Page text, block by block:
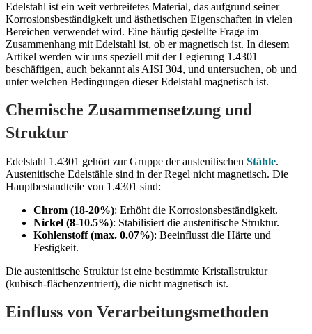
Edelstahl ist ein weit verbreitetes Material, das aufgrund seiner
Korrosionsbeständigkeit und ästhetischen Eigenschaften in vielen
Bereichen verwendet wird. Eine häufig gestellte Frage im
Zusammenhang mit Edelstahl ist, ob er magnetisch ist. In diesem
Artikel werden wir uns speziell mit der Legierung 1.4301
beschäftigen, auch bekannt als AISI 304, und untersuchen, ob und
unter welchen Bedingungen dieser Edelstahl magnetisch ist.
Chemische Zusammensetzung und
Struktur
Edelstahl 1.4301 gehört zur Gruppe der austenitischen Stähle.
Austenitische Edelstähle sind in der Regel nicht magnetisch. Die
Hauptbestandteile von 1.4301 sind:
Chrom (18-20%): Erhöht die Korrosionsbeständigkeit.
Nickel (8-10.5%): Stabilisiert die austenitische Struktur.
Kohlenstoff (max. 0.07%): Beeinflusst die Härte und
Festigkeit.
Die austenitische Struktur ist eine bestimmte Kristallstruktur
(kubisch-flächenzentriert), die nicht magnetisch ist.
Einfluss von Verarbeitungsmethoden